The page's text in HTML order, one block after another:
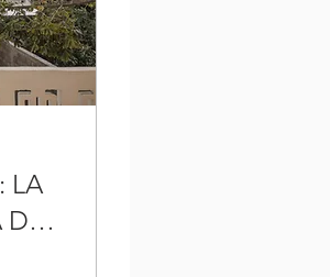
LA
DE